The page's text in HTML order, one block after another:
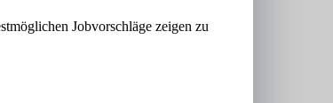
Jobvorschläge zeigen zu